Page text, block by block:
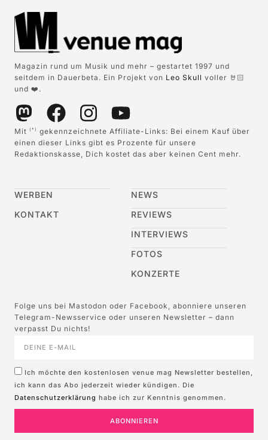
Magazin rund um Musik und mehr – gestartet 1997 und
seitdem in Dauerbeta. Ein Projekt von Leo Skull voller 🤘🏻
und ❤️.
Mit (*)
gekennzeichnete Affiliate-Links: Bei einem Kauf über
einen dieser Links gibt es Prozente für unsere
Redaktionskasse, Dich kostet das aber keinen Cent mehr.
WERBEN
KONTAKT
NEWS
REVIEWS
INTERVIEWS
FOTOS
KONZERTE
Folge uns bei Mastodon oder Facebook, abonniere unseren
Telegram-Newsservice oder unseren Newsletter – dann
verpasst Du nichts!
Ich möchte den kostenlosen venue mag Newsletter bestellen,
ich kann das Abo jederzeit wieder kündigen. Die
Datenschutzerklärung habe ich zur Kenntnis genommen.
ABONNIEREN